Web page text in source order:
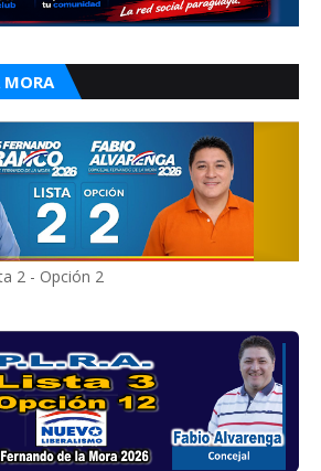
MORA
2 - Opción 2